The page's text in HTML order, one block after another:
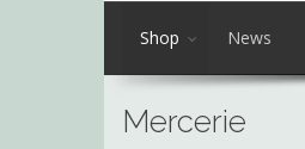
Shop News
Mercerie